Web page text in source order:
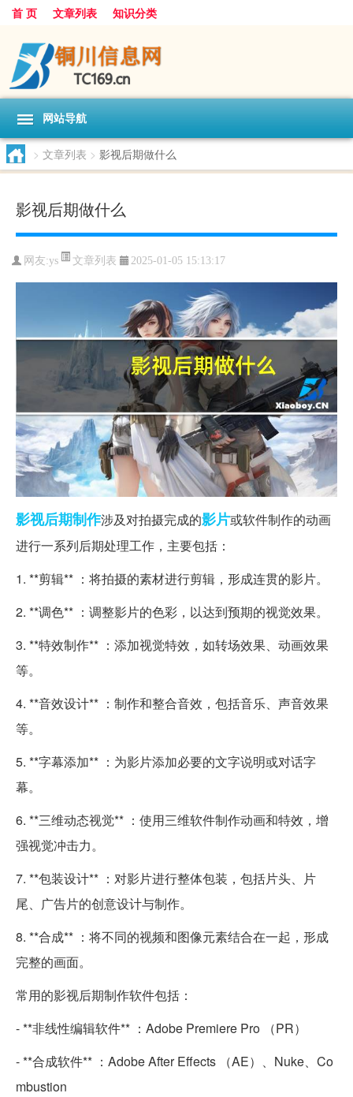
首 页 文章列表 知识分类
网站导航
> 文章列表 > 影视后期做什么
影视后期做什么
网友:ys 文章列表 2025-01-05 15:13:17
影视后期制作涉及对拍摄完成的影片或软件制作的动画
进行一系列后期处理工作，主要包括：
1. **剪辑** ：将拍摄的素材进行剪辑，形成连贯的影片。
2. **调色** ：调整影片的色彩，以达到预期的视觉效果。
3. **特效制作** ：添加视觉特效，如转场效果、动画效果
等。
4. **音效设计** ：制作和整合音效，包括音乐、声音效果
等。
5. **字幕添加** ：为影片添加必要的文字说明或对话字
幕。
6. **三维动态视觉** ：使用三维软件制作动画和特效，增
强视觉冲击力。
7. **包装设计** ：对影片进行整体包装，包括片头、片
尾、广告片的创意设计与制作。
8. **合成** ：将不同的视频和图像元素结合在一起，形成
完整的画面。
常用的影视后期制作软件包括：
- **非线性编辑软件** ：Adobe Premiere Pro （PR）
- **合成软件** ：Adobe After Effects （AE）、Nuke、Co
mbustion